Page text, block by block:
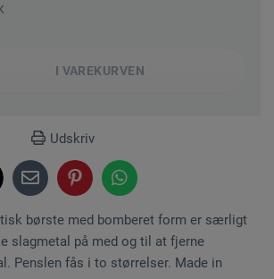
I VAREKURVEN
Udskriv
børste med bomberet form er særligt
slagmetal på med og til at fjerne
Penslen fås i to størrelser. Made in